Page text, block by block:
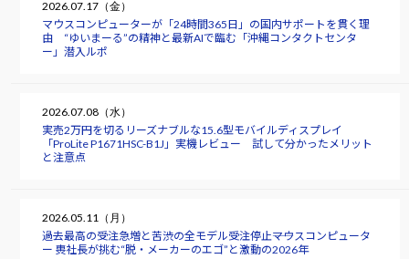
2026.07.17（金）
マウスコンピューターが「24時間365日」の国内サポートを貫く理
由 “ゆいまーる”の精神と最新AIで臨む「沖縄コンタクトセンタ
ー」潜入ルポ
2026.07.08（水）
実売2万円を切るリーズナブルな15.6型モバイルディスプレイ
「ProLite P1671HSC-B1J」実機レビュー 試して分かったメリット
と注意点
2026.05.11（月）
過去最高の受注急増と苦渋の全モデル受注停止――マウスコンピュータ
ー 軣社長が挑む“脱・メーカーのエゴ”と激動の2026年